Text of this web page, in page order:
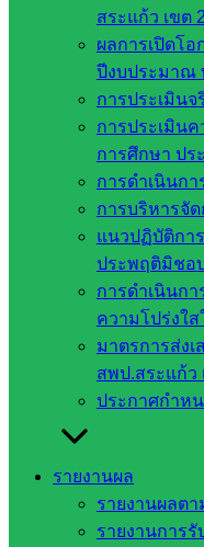
สระแก้ว เขต 2
ผลการเปิดโ
ปีงบประมาณ
การประเมิน
การประเมิน
การศึกษา ปร
การดำเนินกา
การบริหารจัด
แนวปฏิบัติการ
ประพฤติมิชอ
การดำเนินก
ความโปร่งใ
มาตรการส่ง
สพป.สระแก้ว
ประกาศกำห
รายงานผล
รายงานผลตา
รายงานการ
สำนักงาน
คณะ
กรรมการ
การ
อาชีวศึกษา
สำนักงาน
คณะ
กรรมการ
การศึกษา
ขั้นพื้น
ฐาน
รายชื่อ
มหาวิทยาลัย
ประเทศไทย
เว็บไซต์